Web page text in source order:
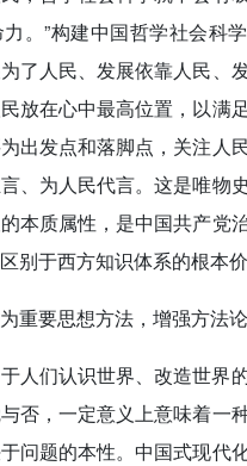
。”构建中国哲学社会科
了人民、发展依靠人民、
放在心中最高位置，以满
出发点和落脚点，关注人
、为人民代言。这是唯物
本质属性，是中国共产党
别于西方知识体系的根本价
重要思想方法，增强方法
人们认识世界、改造世界
否，一定意义上意味着一
问题的本性。中国式现代